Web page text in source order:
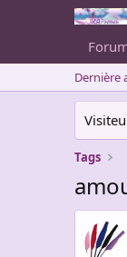
Dernière
Tags